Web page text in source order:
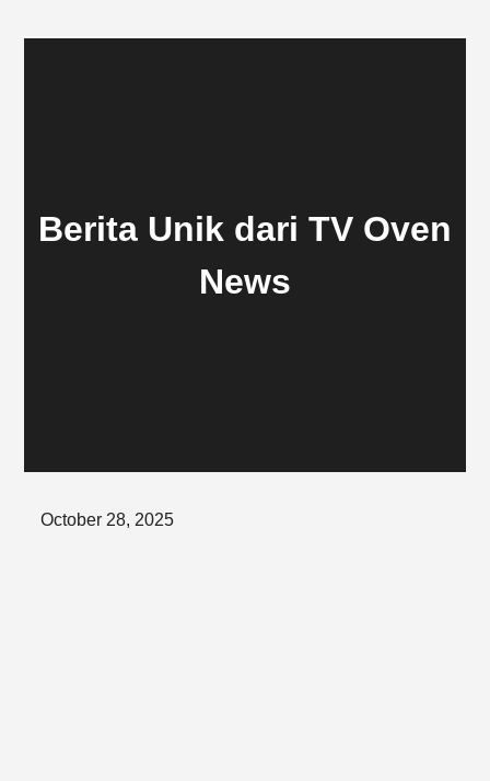
Berita Unik dari TV Oven
News
Posted
October 28, 2025